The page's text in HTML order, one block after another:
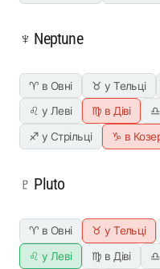
♆ Neptune
♈ в Овні ♉ у Тельці
♌ у Леві
♍ в Діві
♐ у Стрільці
♑ в
♇ Pluto
♈ в Овні ♉ у Тельці
♌ у Леві
♍ в Діві